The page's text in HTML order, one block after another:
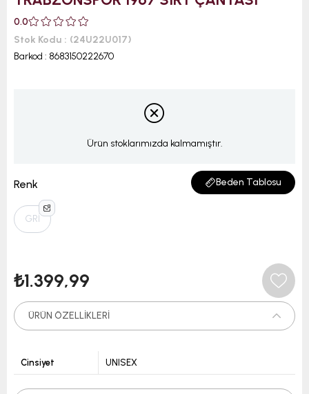
0.0
Stok Kodu
(24U22U017)
Barkod : 8683150222670
Ürün stoklarımızda kalmamıştır.
Renk Beden Tablosu
GRİ
₺1.399,99
ÜRÜN ÖZELLIKLERI
Cinsiyet UNISEX